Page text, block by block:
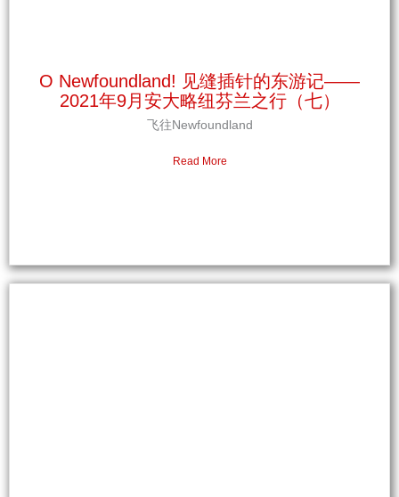
O Newfoundland! 见缝插针的东游记——
2021年9月安大略纽芬兰之行（七）
飞往Newfoundland
Read More